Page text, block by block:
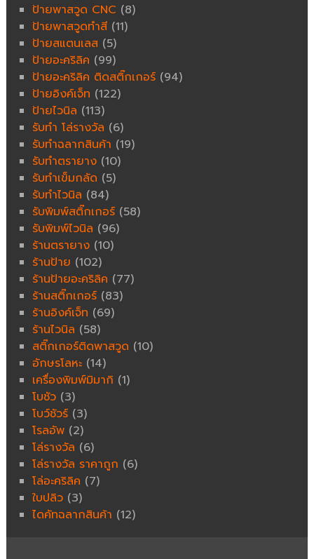
ป้ายพาสวูด CNC (8)
ป้ายพาสวูดทำสี (11)
ป้ายสแตนเลส (5)
ป้ายอะคริลิค (99)
ป้ายอะคริลิค ติดสติ๊กเกอร์ (94)
ป้ายอิงค์เจ็ท (122)
ป้ายไวนิล (113)
รับทำ โล่รางวัล (6)
รับทำฉลากสินค้า (19)
รับทำตรายาง (10)
รับทำเข็มกลัด (5)
รับทำไวนิล (84)
รับพิมพ์สติ๊กเกอร์ (58)
รับพิมพ์ไวนิล (96)
ร้านตรายาง (10)
ร้านป้าย (102)
ร้านป้ายอะคริลิค (77)
ร้านสติ๊กเกอร์ (83)
ร้านอิงค์เจ็ท (69)
ร้านไวนิล (58)
สติ๊กเกอร์ติดพาสวูด (10)
อักษรโลหะ (14)
เครื่องพิมพ์มิมากิ (1)
โบชัว (3)
โบว์ชัวร์ (3)
โรลอัพ (2)
โล่รางวัล (6)
โล่รางวัล ราคาถูก (6)
โล่อะคริลิค (7)
ใบปลิว (3)
ไดคัทฉลากสินค้า (12)